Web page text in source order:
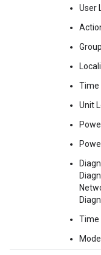
User
Time
Unit
Time